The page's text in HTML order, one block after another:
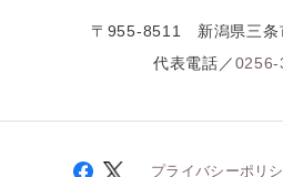
〒955-8511 新潟県三条
代表電話／0256-
プライバシーポリ